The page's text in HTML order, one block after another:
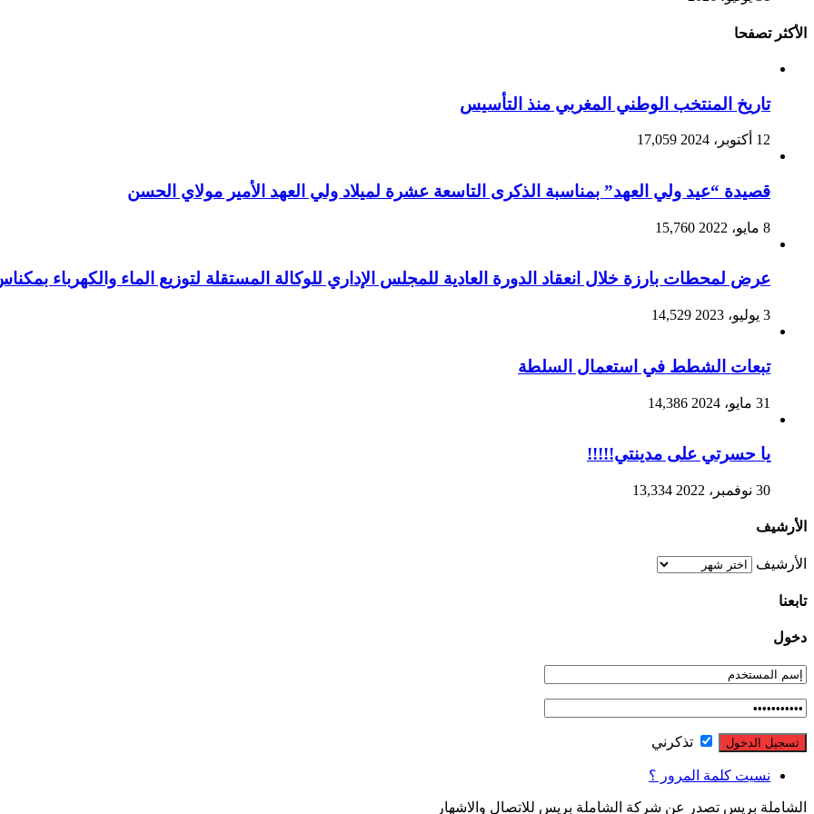
الأكثر تصفحا
تاريخ المنتخب الوطني المغربي منذ التأسيس
12 أكتوبر، 2024 17,059
قصيدة “عيد ولي العهد” بمناسبة الذكرى التاسعة عشرة لميلاد ولي العهد الأمير مولاي الحسن
8 مايو، 2022 15,760
عرض لمحطات بارزة خلال انعقاد الدورة العادية للمجلس الإداري للوكالة المستقلة لتوزيع الماء والكهرباء
3 يوليو، 2023 14,529
تبعات الشطط في استعمال السلطة
31 مايو، 2024 14,386
يا حسرتي على مدينتي!!!!!
30 نوفمبر، 2022 13,334
الأرشيف
الأرشيف
تابعنا
دخول
تذكرني
نسيت كلمة المرور ؟
الشاملة بريس تصدر عن شركة الشاملة بريس للاتصال والاشهار